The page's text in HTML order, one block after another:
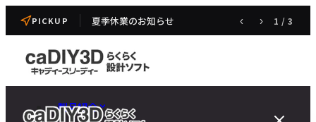
PICKUP 夏季休業のお知らせ ‹ › 1 /3
製品紹介